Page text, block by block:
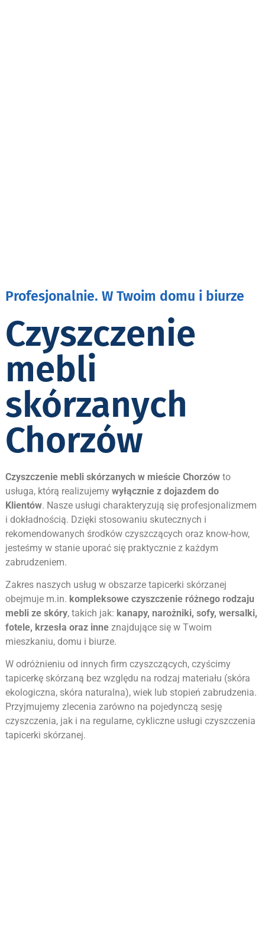
Profesjonalnie. W Twoim domu i biurze
Czyszczenie
mebli
skórzanych
Chorzów
Czyszczenie mebli skórzanych w mieście Chorzówto
usługa, którą realizujemy wyłącznie z dojazdem do
Klientów. Nasze usługi charakteryzują się profesjonalizmem
i dokładnością. Dzięki stosowaniu skutecznych i
rekomendowanych środków czyszczących oraz know-how,
jesteśmy w stanie uporać się praktycznie z każdym
zabrudzeniem.
Zakres naszych usług w obszarze tapicerki skórzanej
obejmuje m.in. kompleksowe czyszczenie różnego rodzaju
mebli ze skóry, takich jak: kanapy, narożniki, sofy, wersalki,
fotele, krzesła oraz inneznajdujące się w Twoim
mieszkaniu, domu i biurze.
W odróżnieniu od innych firm czyszczących, czyścimy
tapicerkę skórzaną bez względu na rodzaj materiału (skóra
ekologiczna, skóra naturalna), wiek lub stopień zabrudzenia.
Przyjmujemy zlecenia zarówno na pojedynczą sesję
czyszczenia, jak i na regularne, cykliczne usługi czyszczenia
tapicerki skórzanej.